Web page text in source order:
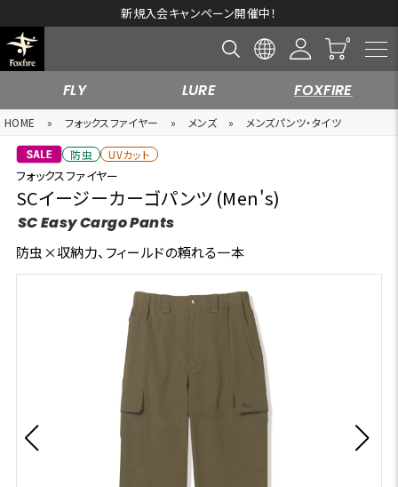
新規入会キャンペーン開催中！
FLY LURE FOXFIRE
HOME » フォックスファイヤー » メンズ » メンズパンツ・タイツ
防虫 UVカット
フォックスファイヤー
SCイージーカーゴパンツ (Men's)
SC Easy Cargo Pants
防虫×収納力、フィールドの頼れる一本